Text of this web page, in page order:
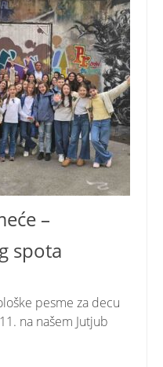
–
spota
pesme za decu
na našem Jutjub